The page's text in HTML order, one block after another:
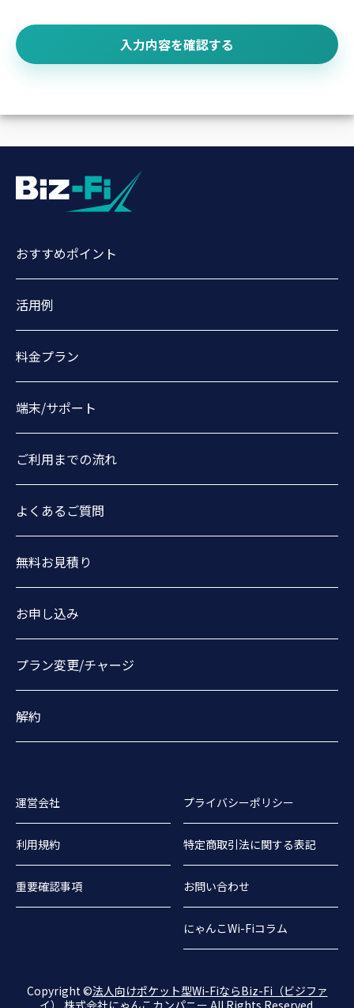
入力内容を確認する
おすすめポイント
活用例
料金プラン
端末/サポート
ご利用までの流れ
よくあるご質問
無料お見積り
お申し込み
プラン変更/チャージ
解約
運営会社
利用規約
重要確認事項
プライバシーポリシー
特定商取引法に関する表記
お問い合わせ
にゃんこWi-Fiコラム
Copyright ©法人向けポケット型Wi-FiならBiz-Fi（ビジファ